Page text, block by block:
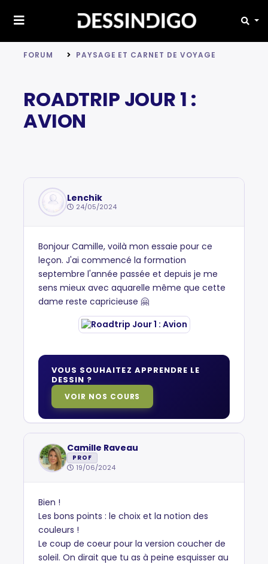
FORUM PAYSAGE ET CARNET DE VOYAGE
ROADTRIP JOUR 1 :
AVION
Lenchik
24/05/2024
Bonjour Camille, voilà mon essaie pour ce
leçon. J'ai commencé la formation
septembre l'année passée et depuis je me
sens mieux avec aquarelle même que cette
dame reste capricieuse 🤗
VOUS SOUHAITEZ APPRENDRE LE
DESSIN ?
VOIR NOS COURS
Camille Raveau
PROF
19/06/2024
Bien !
Les bons points : le choix et la notion des
couleurs !
Le coup de coeur pour la version coucher de
soleil. On dirait que tu as à peine esquisser au